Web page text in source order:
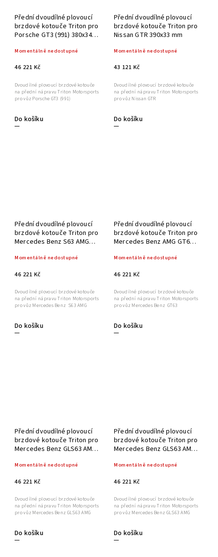
Přední dvoudílné plovoucí
brzdové kotouče Triton pro
Porsche GT3 (991) 380x34
Momentálně nedostupné
46 221 Kč
Do košíku
Dvoudílné plovoucí brzdové kotouče
na přední nápravu Triton Motorsports
pro vůz Porsche GT3 (991)
Přední dvoudílné plovoucí
brzdové kotouče Triton pro
Nissan GTR 390x33 mm
Momentálně nedostupné
43 121 Kč
Do košíku
Dvoudílné plovoucí brzdové kotouče
na přední nápravu Triton Motorsports
pro vůz Nissan GTR
Přední dvoudílné plovoucí
brzdové kotouče Triton pro
Mercedes Benz S63 AMG
Momentálně nedostupné
46 221 Kč
Do košíku
Dvoudílné plovoucí brzdové kotouče
na přední nápravu Triton Motorsports
pro vůz Mercedes Benz S63 AMG
Přední dvoudílné plovoucí
brzdové kotouče Triton pro
Mercedes Benz AMG GT63
Momentálně nedostupné
46 221 Kč
Do košíku
Dvoudílné plovoucí brzdové kotouče
na přední nápravu Triton Motorsports
pro vůz Mercedes Benz GT63
Přední dvoudílné plovoucí
brzdové kotouče Triton pro
Mercedes Benz GLS63 AMG
Momentálně nedostupné
46 221 Kč
Do košíku
Dvoudílné plovoucí brzdové kotouče
na přední nápravu Triton Motorsports
pro vůz Mercedes Benz GLS63 AMG
Přední dvoudílné plovoucí
brzdové kotouče Triton pro
Mercedes Benz GLS63 AMG
Momentálně nedostupné
46 221 Kč
Do košíku
Dvoudílné plovoucí brzdové kotouče
na přední nápravu Triton Motorsports
pro vůz Mercedes Benz GLS63 AMG